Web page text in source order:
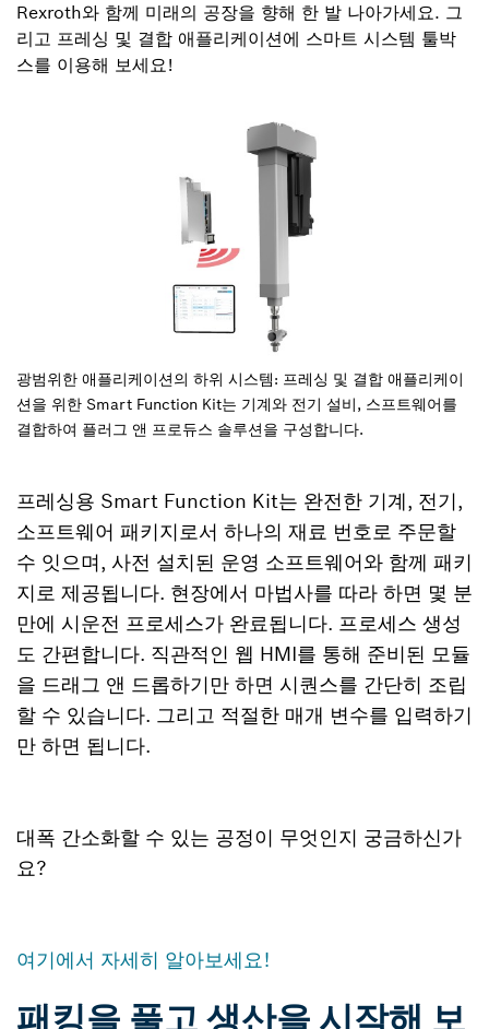
Rexroth와 함께 미래의 공장을 향해 한 발 나아가세요. 그
리고 프레싱 및 결합 애플리케이션에 스마트 시스템 툴박
스를 이용해 보세요!
광범위한 애플리케이션의 하위 시스템: 프레싱 및 결합 애플리케이
션을 위한 Smart Function Kit는 기계와 전기 설비, 스프트웨어를
결합하여 플러그 앤 프로듀스 솔루션을 구성합니다.
프레싱용 Smart Function Kit는 완전한 기계, 전기,
소프트웨어 패키지로서 하나의 재료 번호로 주문할
수 잇으며, 사전 설치된 운영 소프트웨어와 함께 패키
지로 제공됩니다. 현장에서 마법사를 따라 하면 몇 분
만에 시운전 프로세스가 완료됩니다. 프로세스 생성
도 간편합니다. 직관적인 웹 HMI를 통해 준비된 모듈
을 드래그 앤 드롭하기만 하면 시퀀스를 간단히 조립
할 수 있습니다. 그리고 적절한 매개 변수를 입력하기
만 하면 됩니다.
대폭 간소화할 수 있는 공정이 무엇인지 궁금하신가
요?
여기에서 자세히 알아보세요!
패킹을 풀고 생산을 시작해 보